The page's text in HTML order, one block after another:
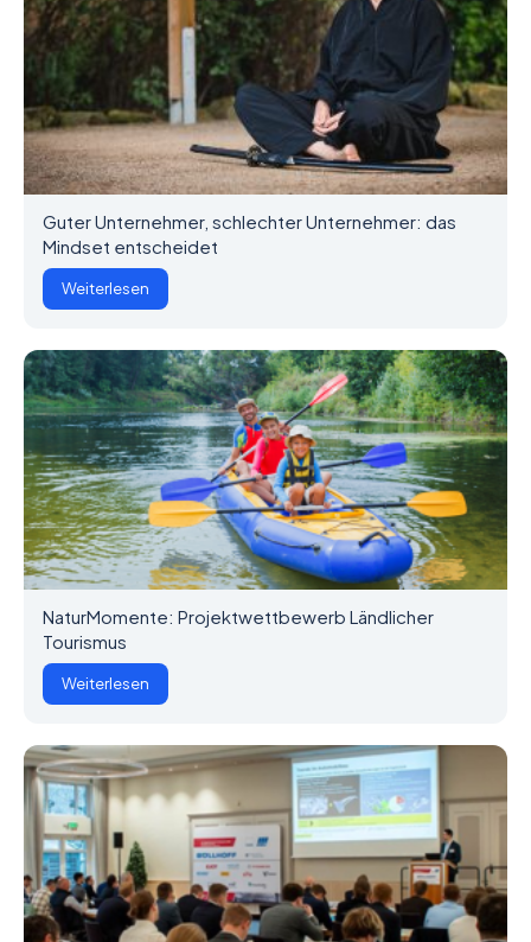
Guter Unternehmer, schlechter Unternehmer: das
Mindset entscheidet
Weiterlesen
NaturMomente: Projektwettbewerb Ländlicher
Tourismus
Weiterlesen